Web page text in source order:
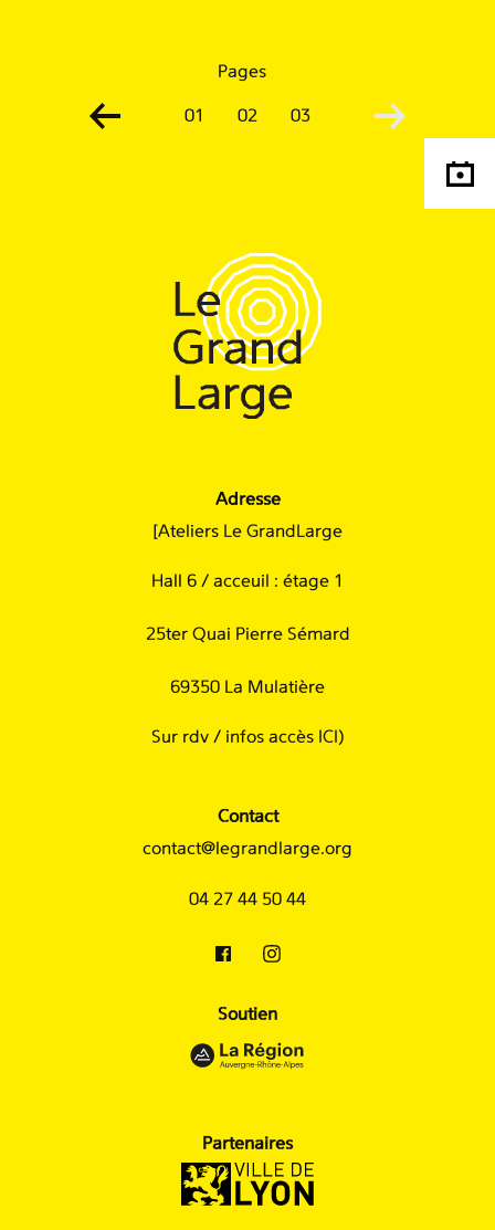
Pages
01 02 03
Adresse
[Ateliers Le GrandLarge
Hall 6 / acceuil : étage 1
25ter Quai Pierre Sémard
69350 La Mulatière
Sur rdv / infos accès ICI )
Contact
contact@legrandlarge.org
04 27 44 50 44
Soutien
Partenaires